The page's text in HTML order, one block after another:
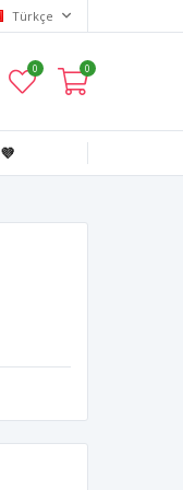
Türkçe
0 0